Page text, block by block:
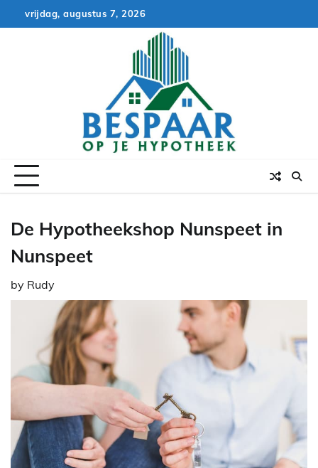
to
vrijdag, augustus 7, 2026
De Hypotheekshop Nunspeet in
Nunspeet
by Rudy